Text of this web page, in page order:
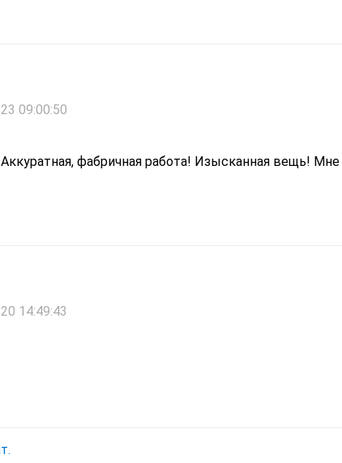
09:00:50
фабричная работа! Изысканная вещь! Мне
14:49:43